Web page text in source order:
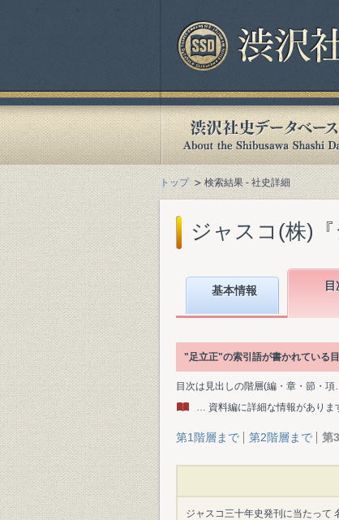
トップ 検索結果 - 社史詳細
ジャスコ(株)
基本情報
"足立正"の索引語が書かれている
目次は見出しの階層(編・章・節・
… 資料編に詳細な情報がありま
第1階層まで 第2階層まで 第
ジャスコ三十年史発刊に当たって